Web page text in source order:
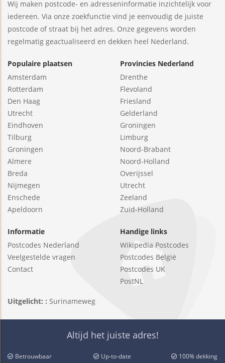
Wij maken postcode- en adresseninformatie inzichtelijk voor
iedereen. Via onze zoekfunctie vind je eenvoudig de juiste
postcode of straat bij het adres. Onze gegevens worden
regelmatig geactualiseerd en dekken heel Nederland.
Populaire plaatsen
Amsterdam
Rotterdam
Den Haag
Utrecht
Eindhoven
Tilburg
Groningen
Almere
Breda
Nijmegen
Enschede
Apeldoorn
Provincies Nederland
Drenthe
Flevoland
Friesland
Gelderland
Groningen
Limburg
Noord-Brabant
Noord-Holland
Overijssel
Utrecht
Zeeland
Zuid-Holland
Informatie
Postcodes Nederland
Veelgestelde vragen
Contact
Handige links
Wikipedia Postcodes
Postcodes België
Postcodes UK
PostNL
Uitgelicht: : Surinameweg
Altijd het juiste adres!
Betrouwbaar Up-to-date 100% dekking